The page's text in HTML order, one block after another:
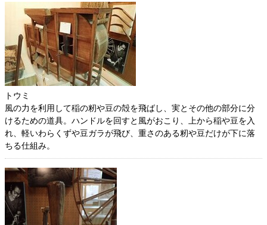
トウミ
風の力を利用して稲の籾や豆の殻を飛ばし、実とその他の部分に分
けるための道具。ハンドルを回すと風がおこり、上から稲や豆を入
れ、軽いわらくずや豆ガラが飛び、重さのある籾や豆だけが下に落
ちる仕組み。